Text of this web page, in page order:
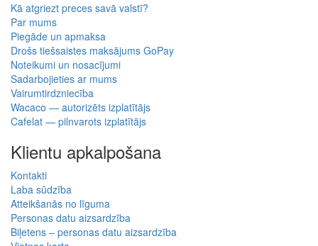
Kā atgriezt preces savā valstī?
Par mums
Piegāde un apmaksa
Drošs tiešsaistes maksājums GoPay
Noteikumi un nosacījumi
Sadarbojieties ar mums
Vairumtirdzniecība
Wacaco — autorizēts izplatītājs
Cafelat — pilnvarots izplatītājs
Klientu apkalpošana
Kontakti
Laba sūdzība
Atteikšanās no līguma
Personas datu aizsardzība
Biļetens – personas datu aizsardzība